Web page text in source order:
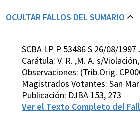
OCULTAR FALLOS DEL SUMARIO
SCBA LP P 53486 S 26/08/1997
Carátula: V. R. ,M. A. s/
Observaciones: (Trib.Orig.
Magistrados Votantes: San
Publicación: DJBA 153, 273
Ver el Texto Completo del